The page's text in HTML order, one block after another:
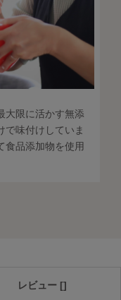
大限に活かす無添
味付けしていま
品添加物を使用
レビュー []